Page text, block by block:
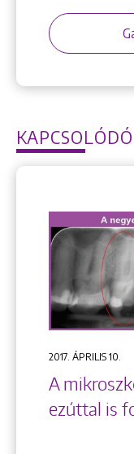
2017. ÁPRILIS 10.
A
ezúttal is